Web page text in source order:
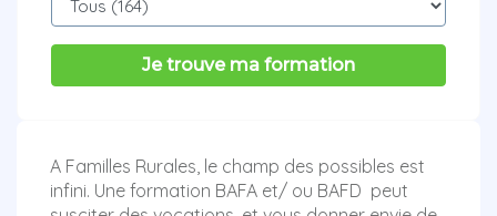
A Familles Rurales, le champ des possibles est
infini. Une formation BAFA et/ ou BAFD peut
Je trouve ma formation